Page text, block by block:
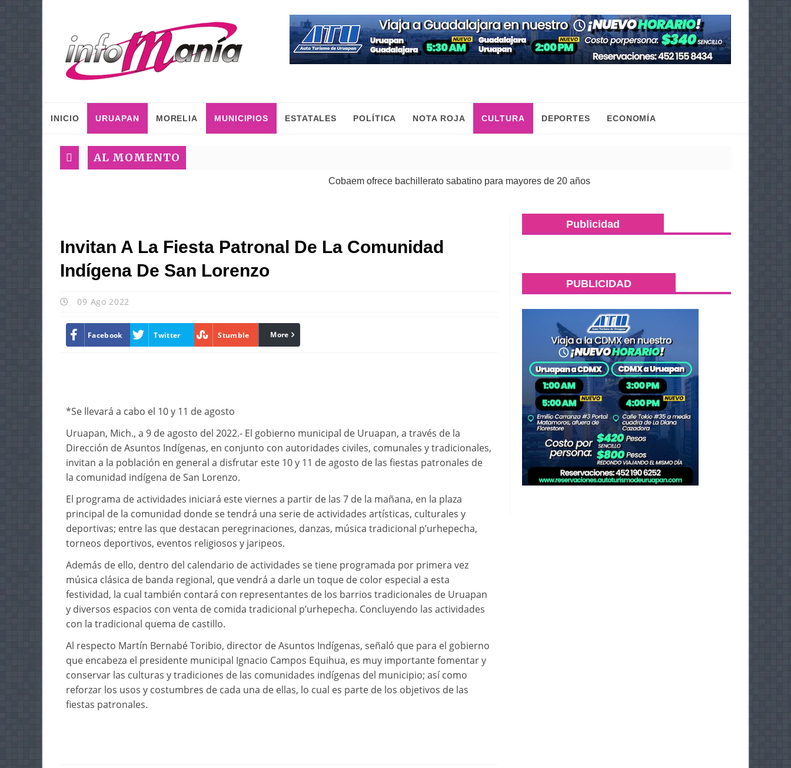
INICIO URUAPAN MORELIA MUNICIPIOS ESTATALES POLÍTICA NOTA ROJA CULTURA DEPORTES ECONOMÍA
AL MOMENTO
Cobaem ofrece bachillerato sabatino para mayores de 20 años| 05 Ago 2026
Invitan A La Fiesta Patronal De La Comunidad
Indígena De San Lorenzo
09 Ago 2022
Facebook Twitter Stumble linkedin
More
*Se llevará a cabo el 10 y 11 de agosto
Uruapan, Mich., a 9 de agosto del 2022.- El gobierno municipal de Uruapan, a través de la
Dirección de Asuntos Indígenas, en conjunto con autoridades civiles, comunales y tradicionales,
invitan a la población en general a disfrutar este 10 y 11 de agosto de las fiestas patronales de
la comunidad indígena de San Lorenzo.
El programa de actividades iniciará este viernes a partir de las 7 de la mañana, en la plaza
principal de la comunidad donde se tendrá una serie de actividades artísticas, culturales y
deportivas; entre las que destacan peregrinaciones, danzas, música tradicional p’urhepecha,
torneos deportivos, eventos religiosos y jaripeos.
Además de ello, dentro del calendario de actividades se tiene programada por primera vez
música clásica de banda regional, que vendrá a darle un toque de color especial a esta
festividad, la cual también contará con representantes de los barrios tradicionales de Uruapan
y diversos espacios con venta de comida tradicional p’urhepecha. Concluyendo las actividades
con la tradicional quema de castillo.
Al respecto Martín Bernabé Toribio, director de Asuntos Indígenas, señaló que para el gobierno
que encabeza el presidente municipal Ignacio Campos Equihua, es muy importante fomentar y
conservar las culturas y tradiciones de las comunidades indígenas del municipio; así como
reforzar los usos y costumbres de cada una de ellas, lo cual es parte de los objetivos de las
fiestas patronales.
Publicidad
PUBLICIDAD